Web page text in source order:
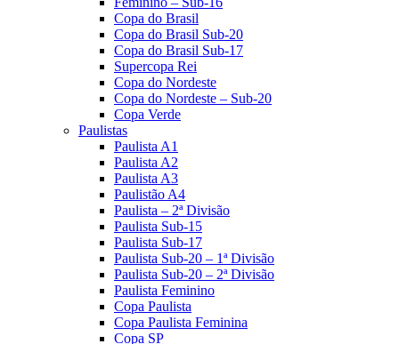
Copa do Brasil
Copa do Brasil Sub-20
Copa do Brasil Sub-17
Supercopa Rei
Copa do Nordeste
Copa do Nordeste – Sub-20
Copa Verde
Paulistas
Paulista A1
Paulista A2
Paulista A3
Paulistão A4
Paulista – 2ª Divisão
Paulista Sub-15
Paulista Sub-17
Paulista Sub-20 – 1ª Divisão
Paulista Sub-20 – 2ª Divisão
Paulista Feminino
Copa Paulista
Copa Paulista Feminina
Copa SP